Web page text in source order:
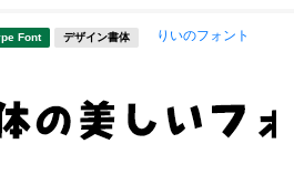
Font デザイン書体 りいのフォント